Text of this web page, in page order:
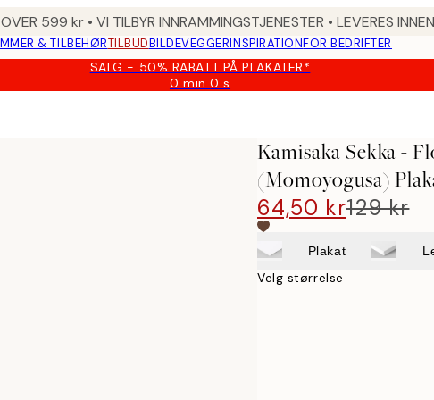
599 kr • VI TILBYR INNRAMMINGSTJENESTER • LEVERES
& TILBEHØRTILBUDBILDEVEGGERINSPIRATIONFOR BEDRIFTER
SALG - 50% RABATT PÅ PLAKATER*
0 min0 s
Gyldig
(Momoyogusa) Plakat
Kamisaka Sekka -
(Momoyogusa)
64,50 kr129 kr
Plakat
Velg størrelse